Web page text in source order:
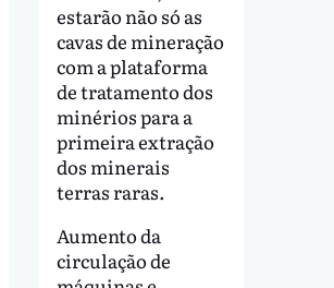
estarão não só as
cavas de mineração
com a plataforma
de tratamento dos
minérios para a
primeira extração
dos minerais
terras raras.
Aumento da
circulação de